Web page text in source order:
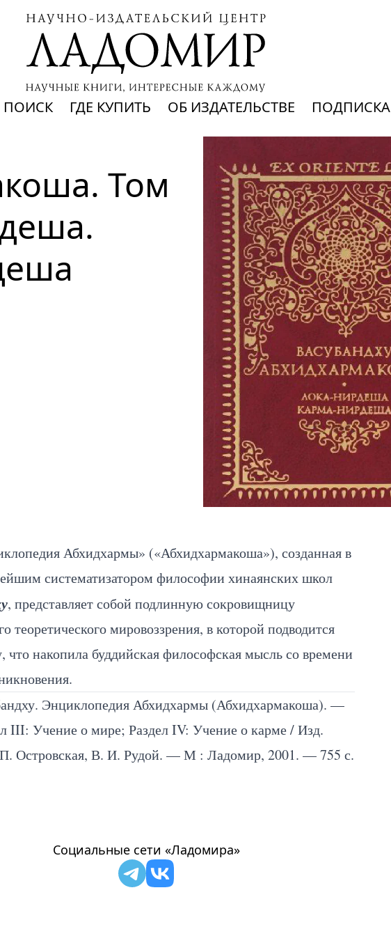
ПОИСК ГДЕ КУПИТЬ ОБ ИЗДАТЕЛЬСТВЕ ПОДПИСКА
Том
Абхидхармы» («Абхидхармакоша»), созданная в
систематизатором философии хинаянских школ
, представляет собой подлинную сокровищницу
теоретического мировоззрения, в которой подводится
что накопила буддийская философская мысль со времени
Энциклопедия Абхидхармы (Абхидхармакоша). —
III: Учение о мире; Раздел IV: Учение о карме / Изд.
П. Островская, В. И. Рудой. — М : Ладомир, 2001. — 755 с.
Социальные сети «Ладомира»